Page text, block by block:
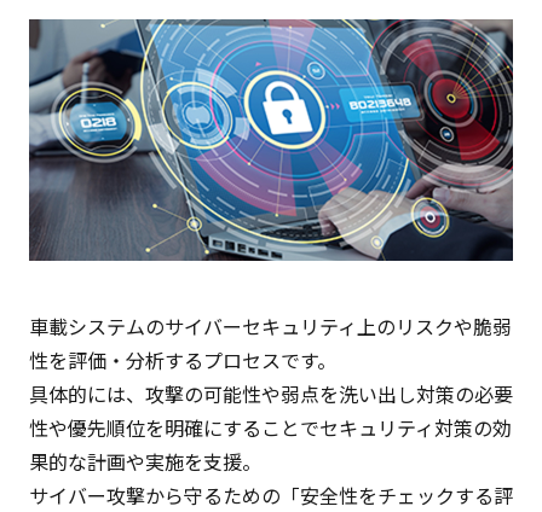
車載システムのサイバーセキュリティ上のリスクや脆弱
性を評価・分析するプロセスです。
具体的には、攻撃の可能性や弱点を洗い出し対策の必要
性や優先順位を明確にすることでセキュリティ対策の効
果的な計画や実施を支援。
サイバー攻撃から守るための「安全性をチェックする評